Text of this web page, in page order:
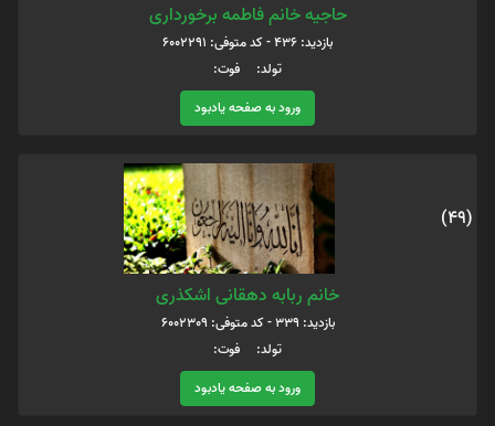
حاجیه خانم فاطمه برخورداری
بازدید: 436 - کد متوفی: 6002291
تولد: فوت:
ورود به صفحه یادبود
(49)
خانم ربابه دهقانی اشکذری
بازدید: 339 - کد متوفی: 6002309
تولد: فوت:
ورود به صفحه یادبود